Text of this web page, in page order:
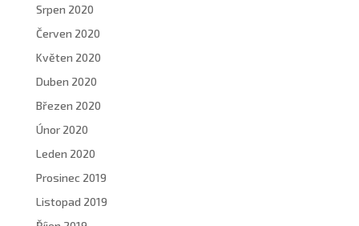
Srpen 2020
Červen 2020
Květen 2020
Duben 2020
Březen 2020
Únor 2020
Leden 2020
Prosinec 2019
Listopad 2019